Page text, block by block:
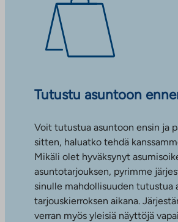
Tutustu asuntoon
Voit tutustua asuntoon ensin ja
sitten, haluatko tehdä
Mikäli olet hyväksynyt
asuntotarjouksen, pyrimme
sinulle mahdollisuuden tutustua
tarjouskierroksen aikana.
verran myös yleisiä näyttöjä